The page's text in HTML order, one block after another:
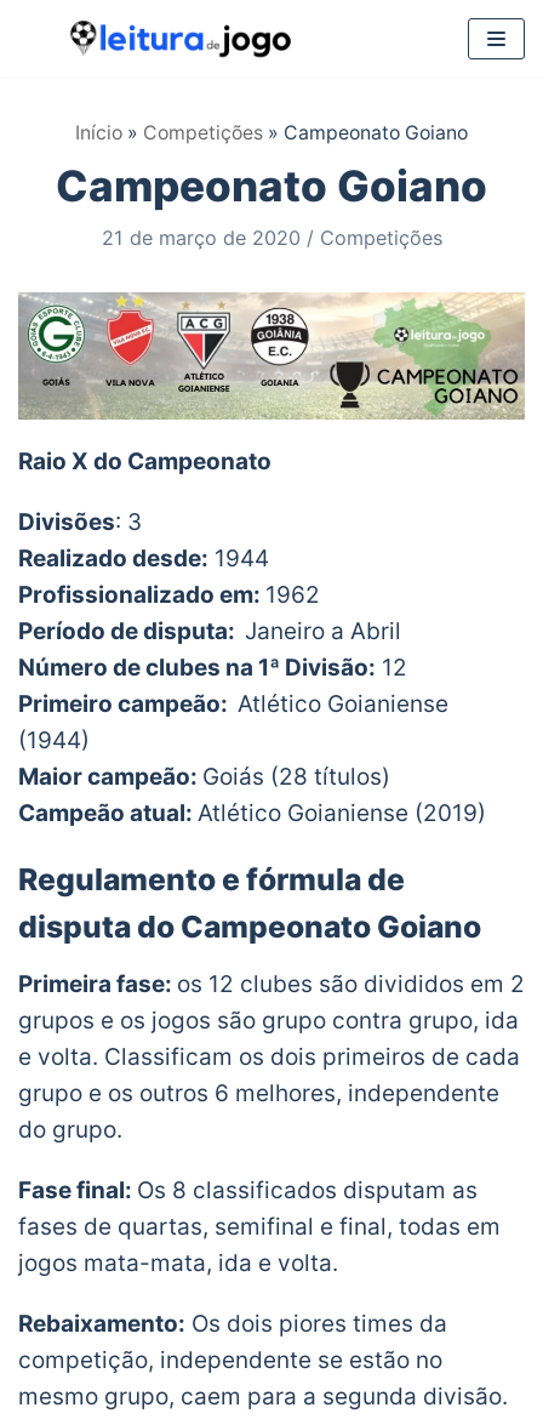
conteúdo
Início » Competições » Campeonato Goiano
Campeonato Goiano
21 de março de 2020 Competições
Raio X do Campeonato
Divisões: 3
Realizado desde: 1944
Profissionalizado em: 1962
Período de disputa: Janeiro a Abril
Número de clubes na 1ª Divisão: 12
Primeiro campeão: Atlético Goianiense
(1944)
Maior campeão: Goiás (28 títulos)
Campeão atual: Atlético Goianiense (2019)
Regulamento e fórmula de
disputa do Campeonato Goiano
Primeira fase: os 12 clubes são divididos em 2
grupos e os jogos são grupo contra grupo, ida
e volta. Classificam os dois primeiros de cada
grupo e os outros 6 melhores, independente
do grupo.
Fase final: Os 8 classificados disputam as
fases de quartas, semifinal e final, todas em
jogos mata-mata, ida e volta.
Rebaixamento: Os dois piores times da
competição, independente se estão no
mesmo grupo, caem para a segunda divisão.